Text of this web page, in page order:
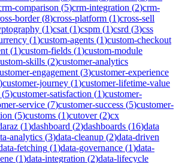
comparison (5)crm-integration (2)crm-
border(8)cross-platform (1)cross-sell
(1)csat (1)cspm (1)csrd (3)css
(1)custom-agents (1)custom-checkout
(1)custom-fields (1)custom-module
skills (2)customer-analytics
engagement (3)customer-experience
)customer-journey (1)customer-lifetime-value
(5)customer-satisfaction (1)customer-
service (7)customer-success (5)customer-
(5)customs (1)cutover(2)cx
(1)dashboard (2)dashboards (16)data
analytics (3)data-cleanup (2)data-driven
fetching (1)data-governance (1)data-
(1)data-integration (2)data-lifecycle